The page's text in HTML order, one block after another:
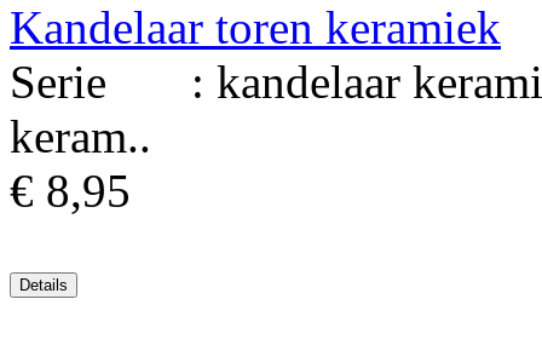
Kandelaar toren keramiek
Serie : kandelaar
keram..
€ 8,95